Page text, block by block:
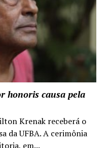
honoris causa pela
Krenak receberá o
da UFBA. A cerimônia
em...